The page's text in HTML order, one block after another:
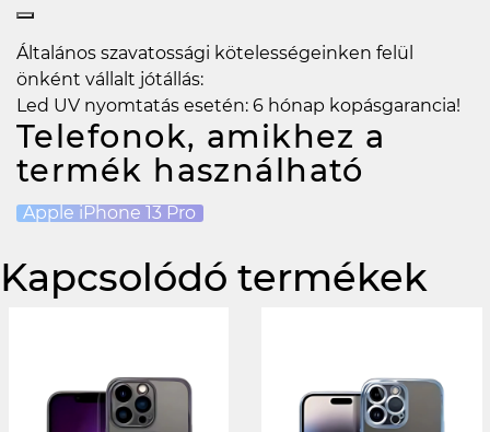
Általános szavatossági kötelességeinken felül
önként vállalt jótállás:
Led UV nyomtatás esetén: 6 hónap kopásgarancia!
Telefonok, amikhez a
termék használható
Apple iPhone 13 Pro
Kapcsolódó termékek